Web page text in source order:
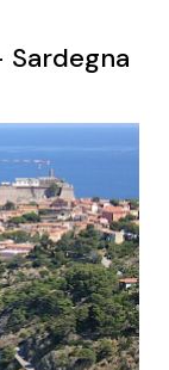
Sardegna